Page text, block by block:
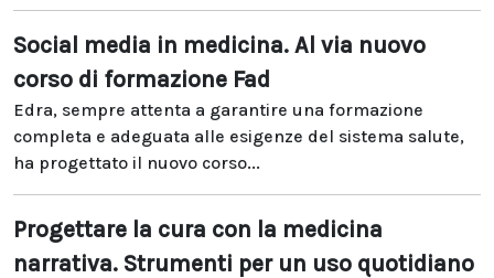
Social media in medicina. Al via nuovo
corso di formazione Fad
Edra, sempre attenta a garantire una formazione
completa e adeguata alle esigenze del sistema salute,
ha progettato il nuovo corso...
Progettare la cura con la medicina
narrativa. Strumenti per un uso quotidiano